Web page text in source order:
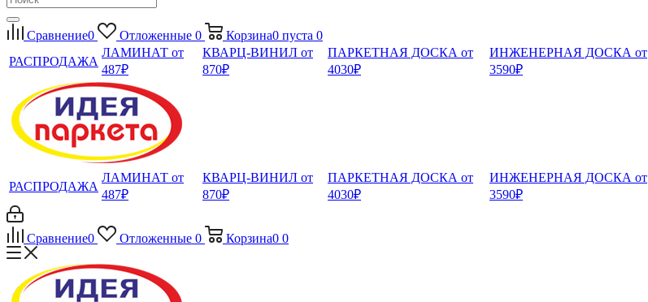
Сравнение0 Отложенные 0 Корзина0 пуста 0
РАСПРОДАЖА
ЛАМИНАТ от
487₽
КВАРЦ-ВИНИЛ от
870₽
ПАРКЕТНАЯ ДОСКА от
4030₽
ИНЖЕНЕРНАЯ ДОСКА от
3590₽
РАСПРОДАЖА
ЛАМИНАТ от
487₽
КВАРЦ-ВИНИЛ от
870₽
ПАРКЕТНАЯ ДОСКА от
4030₽
ИНЖЕНЕРНАЯ ДОСКА от
3590₽
Сравнение0 Отложенные 0 Корзина0 0